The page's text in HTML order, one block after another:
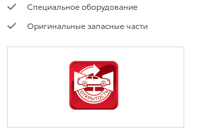
Специальное оборудование
Оригинальные запасные части